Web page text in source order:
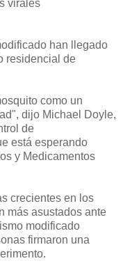
virales
han
llegado
residencial de
como un
dijo Michael Doyle,
de
está esperando
y Medicamentos
crecientes en los
más asustados ante
modificado
firmaron una